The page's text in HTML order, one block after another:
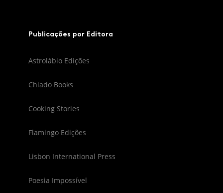
Publicações por Editora
Astrolábio Edições
Chiado Books
Cooking Stories
Flamingo Edições
Lisbon International Press
Poesia Impossível